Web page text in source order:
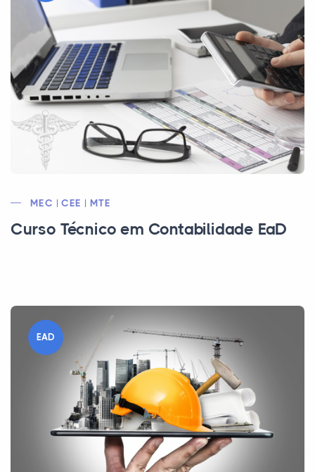
MEC | CEE | MTE
Curso Técnico em Contabilidade EaD
EAD